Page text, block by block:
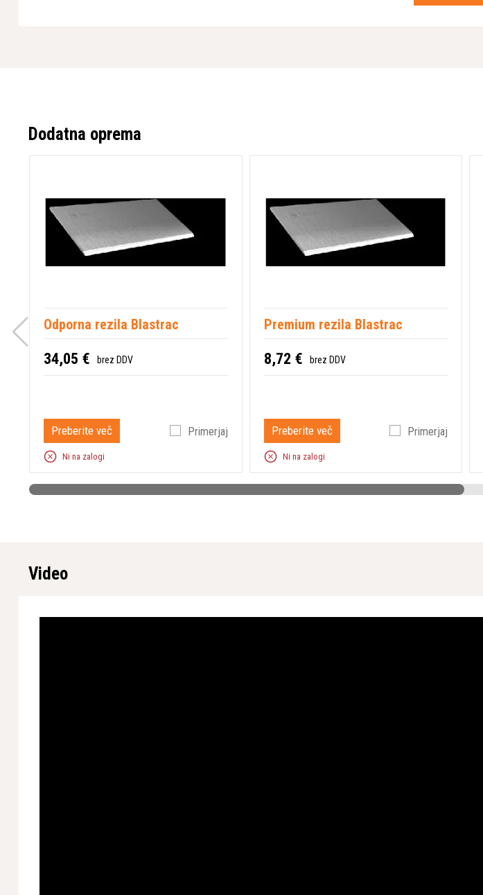
zanesljivost pri pripravi tal. Njegova vsestranskost in učinkovitost omogočata hitro in natančno
* Pridržujemo si pravico do napak na spletni strani tako v slikovnem kot tekstovnem delu in
zanje ne prevzemamo odgovornosti.
Dodatna oprema
Odporna rezila Blastrac
34,05 € brez DDV
Preberite več Primerjaj
Ni na zalogi
Premium rezila Blastrac
8,72 € brez DDV
Preberite več Primerjaj
Ni na zalogi
Video